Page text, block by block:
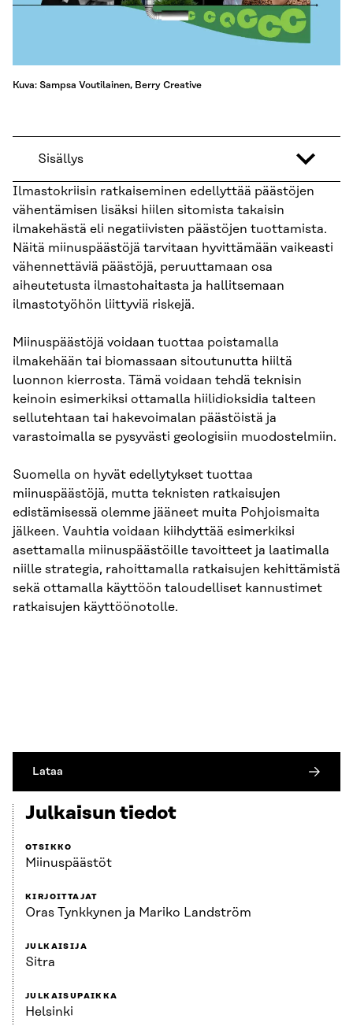
Kuva: Sampsa Voutilainen, Berry Creative
Sisällys
Ilmastokriisin ratkaiseminen edellyttää päästöjen
vähentämisen lisäksi hiilen sitomista takaisin
ilmakehästä eli negatiivisten päästöjen tuottamista.
Näitä miinuspäästöjä tarvitaan hyvittämään vaikeasti
vähennettäviä päästöjä, peruuttamaan osa
aiheutetusta ilmastohaitasta ja hallitsemaan
ilmastotyöhön liittyviä riskejä.
Miinuspäästöjä voidaan tuottaa poistamalla
ilmakehään tai biomassaan sitoutunutta hiiltä
luonnon kierrosta. Tämä voidaan tehdä teknisin
keinoin esimerkiksi ottamalla hiilidioksidia talteen
sellutehtaan tai hakevoimalan päästöistä ja
varastoimalla se pysyvästi geologisiin muodostelmiin.
Suomella on hyvät edellytykset tuottaa
miinuspäästöjä, mutta teknisten ratkaisujen
edistämisessä olemme jääneet muita Pohjoismaita
jälkeen. Vauhtia voidaan kiihdyttää esimerkiksi
asettamalla miinuspäästöille tavoitteet ja laatimalla
niille strategia, rahoittamalla ratkaisujen kehittämistä
sekä ottamalla käyttöön taloudelliset kannustimet
ratkaisujen käyttöönotolle.
Lataa
Julkaisun tiedot
OTSIKKO
Miinuspäästöt
KIRJOITTAJAT
Oras Tynkkynen ja Mariko Landström
JULKAISIJA
Sitra
JULKAISUPAIKKA
Helsinki